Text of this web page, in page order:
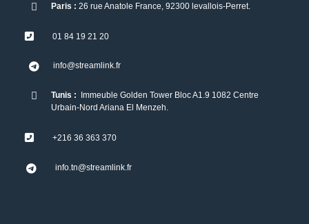
Paris : 26 rue Anatole France, 92300 levallois-Perret.
01 84 19 21 20
info@streamlink.fr
Tunis : Immeuble Golden Tower Bloc A1.9 1082 Centre
Urbain-Nord Ariana El Menzeh.
+216 36 363 370
info.tn@streamlink.fr